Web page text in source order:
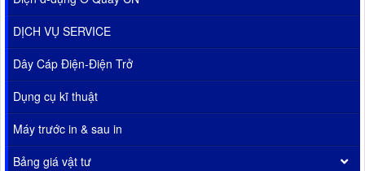
DỊCH VỤ SERVICE
Dây Cáp Điện-Điện Trở
Dụng cụ kĩ thuật
Máy trước in & sau in
Bảng giá vật tư